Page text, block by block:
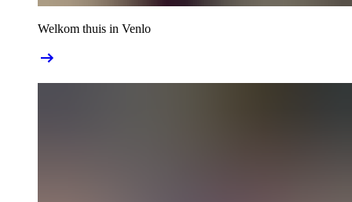
Welkom thuis in Venlo